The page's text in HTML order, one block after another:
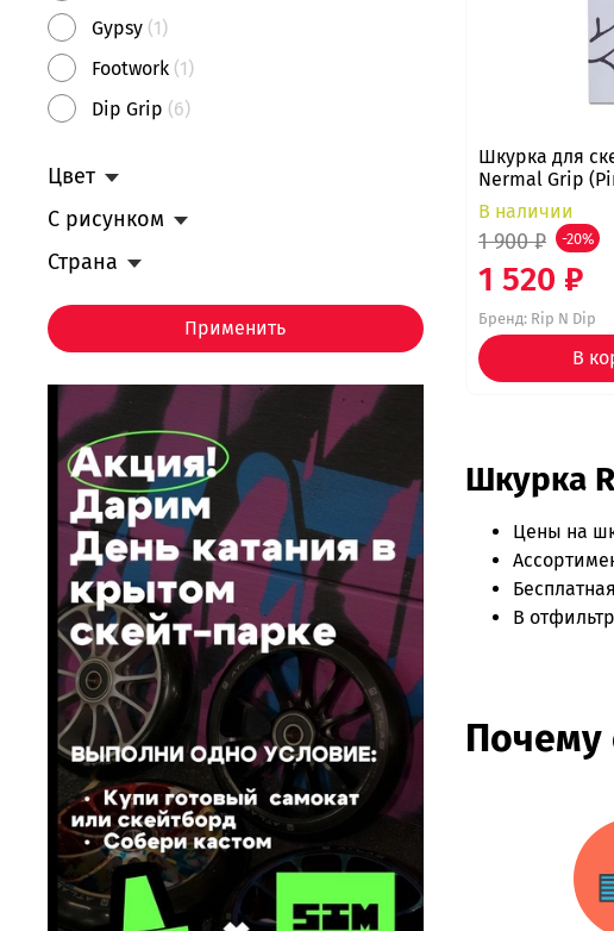
Шкурка для
Nermal Grip
В наличии
1 900 ₽ -20%
1 520 ₽
Бренд: Rip N Dip
В
Шкурка
Цены на
В
Почему
Gypsy (1)
Footwork (1)
Dip Grip (6)
Цвет
С рисунком
Страна
Применить